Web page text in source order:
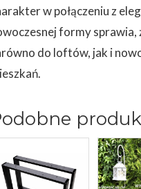
w połączeniu z
formy sprawia,
do loftów, jak i